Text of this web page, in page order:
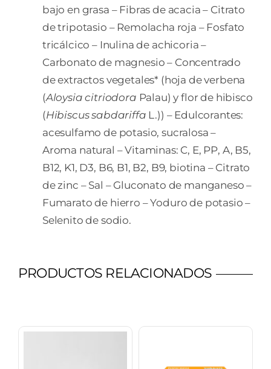
bajo en grasa – Fibras de acacia – Citrato
de tripotasio – Remolacha roja – Fosfato
tricálcico – Inulina de achicoria –
Carbonato de magnesio – Concentrado
de extractos vegetales* (hoja de verbena
(Aloysia citriodora Palau) y flor de hibisco
(Hibiscus sabdariffa L.)) – Edulcorantes:
acesulfamo de potasio, sucralosa –
Aroma natural – Vitaminas: C, E, PP, A, B5,
B12, K1, D3, B6, B1, B2, B9, biotina – Citrato
de zinc – Sal – Gluconato de manganeso –
Fumarato de hierro – Yoduro de potasio –
Selenito de sodio.
PRODUCTOS RELACIONADOS